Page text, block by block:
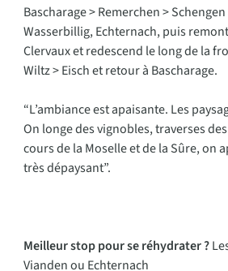
Bascharage > Remerchen >
Wasserbillig, Echternach, puis
Clervaux et redescend le long de la
Wiltz > Eisch et retour à Bascharage.
“L’ambiance est apaisante. Les
On longe des vignobles, traverses
cours de la Moselle et de la Sûre, on
très dépaysant”.
Meilleur stop pour se réhydrater ?
Vianden ou Echternach